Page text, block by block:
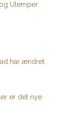
Ulemper
har ændret
er det nye